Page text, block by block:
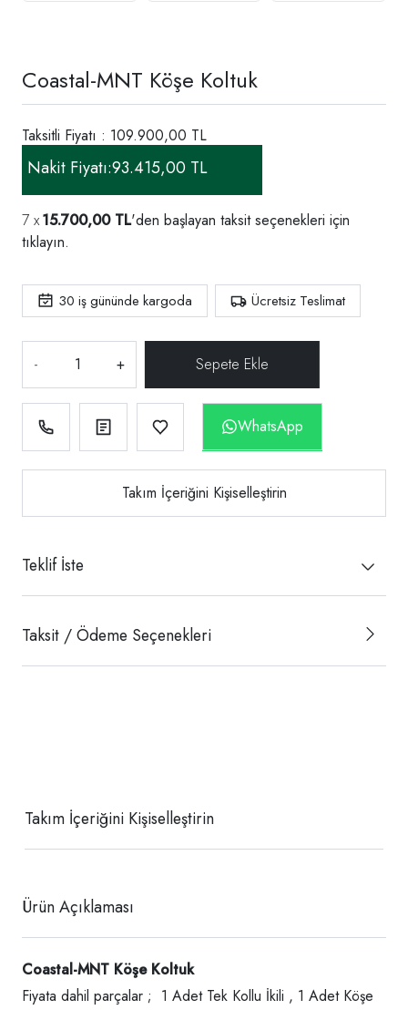
Coastal-MNT Köşe Koltuk
Taksitli Fiyatı : 109.900,00 TL
Nakit Fiyatı:93.415,00 TL
15.700,00 TL'den başlayan taksit seçenekleri için
tıklayın.
30 iş gününde kargoda Ücretsiz Teslimat
- +
WhatsApp
Takım İçeriğini Kişiselleştirin
Teklif İste
Taksit / Ödeme Seçenekleri
Takım İçeriğini Kişiselleştirin
Ürün Açıklaması
Coastal-MNT Köşe Koltuk
Fiyata dahil parçalar ; 1 Adet Tek Kollu İkili , 1 Adet Köşe